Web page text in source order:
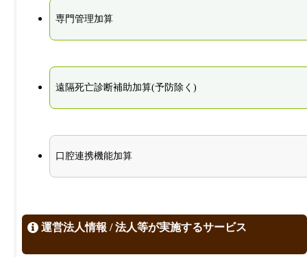
専門管理加算
遠隔死亡診断補助加算(予防除く)
口腔連携機能加算
運営法人情報 / 法人等が実施するサービス